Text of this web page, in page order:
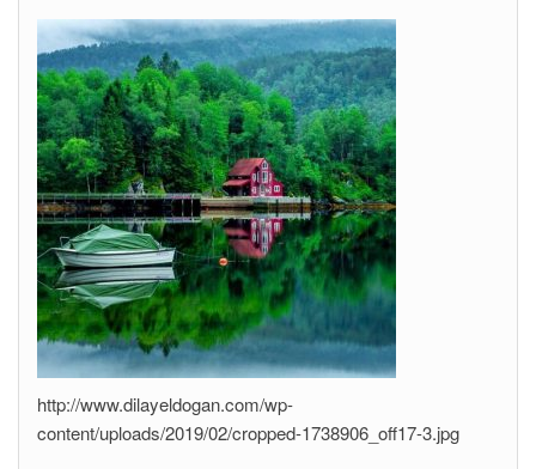
http://www.dilayeldogan.com/wp-
content/uploads/2019/02/cropped-1738906_off17-3.jpg